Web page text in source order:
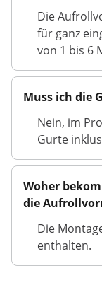
Die
für ganz
von 1 bis 6
Muss ich die
Nein, im
Gurte
Woher
die
Die
enthalten.